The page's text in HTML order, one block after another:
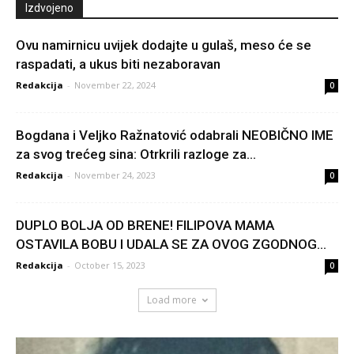
Izdvojeno
Ovu namirnicu uvijek dodajte u gulaš, meso će se
raspadati, a ukus biti nezaboravan
Redakcija - November 22, 2024 0
Bogdana i Veljko Ražnatović odabrali NEOBIČNO IME
za svog trećeg sina: Otrkrili razloge za...
Redakcija - November 24, 2023 0
DUPLO BOLJA OD BRENE! FILIPOVA MAMA
OSTAVILA BOBU I UDALA SE ZA OVOG ZGODNOG...
Redakcija - October 15, 2023 0
Load more